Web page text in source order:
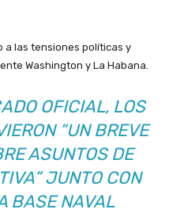
a las tensiones políticas y
Washington y La Habana.
OFICIAL, LOS
“UN BREVE
ASUNTOS DE
JUNTO CON
BASE NAVAL